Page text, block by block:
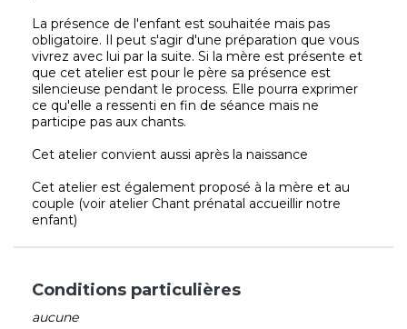
La présence de l'enfant est souhaitée mais pas
obligatoire. Il peut s'agir d'une préparation que vous
vivrez avec lui par la suite. Si la mère est présente et
que cet atelier est pour le père sa présence est
silencieuse pendant le process. Elle pourra exprimer
ce qu'elle a ressenti en fin de séance mais ne
participe pas aux chants.
Cet atelier convient aussi après la naissance
Cet atelier est également proposé à la mère et au
couple (voir atelier Chant prénatal accueillir notre
enfant)
Conditions particulières
aucune